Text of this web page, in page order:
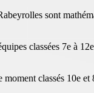
sont
classées 7e à
classés 10e et